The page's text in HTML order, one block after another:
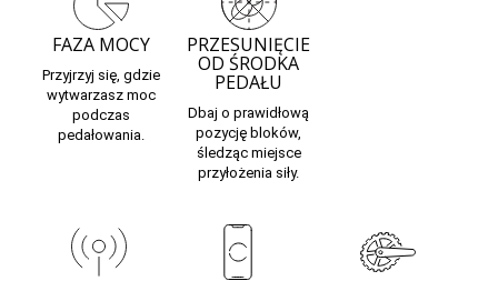
FAZA MOCY
Przyjrzyj się, gdzie
wytwarzasz moc
podczas
pedałowania.
PRZESUNIĘCIE
OD ŚRODKA
PEDAŁU
Dbaj o prawidłową
pozycję bloków,
śledząc miejsce
przyłożenia siły.